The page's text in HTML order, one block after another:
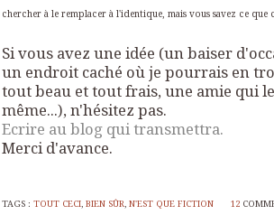
chercher à le remplacer à l'identique, mais vous savez ce que
Si vous avez une idée (un baiser
un endroit caché où je pourrais en
tout beau et tout frais, une amie qui
même...), n'hésitez pas.
Ecrire au blog qui transmettra.
Merci d'avance.
TAGS : TOUT CECI, BIEN SÛR, N'EST QUE FICTION 12